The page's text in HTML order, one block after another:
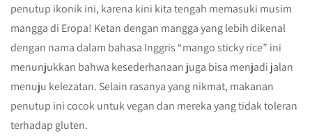
penutup ikonik ini, karena kini kita tengah memasuki musim
mangga di Eropa! Ketan dengan mangga yang lebih dikenal
dengan nama dalam bahasa Inggris “mango sticky rice” ini
menunjukkan bahwa kesederhanaan juga bisa menjadi jalan
menuju kelezatan. Selain rasanya yang nikmat, makanan
penutup ini cocok untuk vegan dan mereka yang tidak toleran
terhadap gluten.